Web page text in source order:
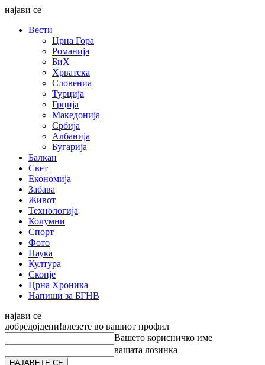
најави се
Вести
Црна Гора
Романија
БиХ
Хрватска
Словениа
Турција
Грција
Македонија
Србија
Албанија
Бугарија
Балкан
Свет
Економија
Забава
Живот
Технологија
Колумни
Спорт
Фото
Наука
Култура
Скопје
Црна Хроника
Напиши за БГНВ
најави се
добредојдени!влезете во вашиот профил
Вашето корисничко име
вашата лозинка